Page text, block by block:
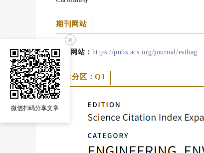
期刊网站
期刊网站： https://pubs.acs.org/journal/esthag
JCR分区：Q1
微信扫码分享文章